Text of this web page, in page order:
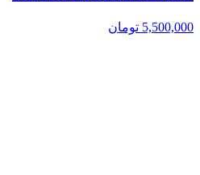
5,500,000 تومان